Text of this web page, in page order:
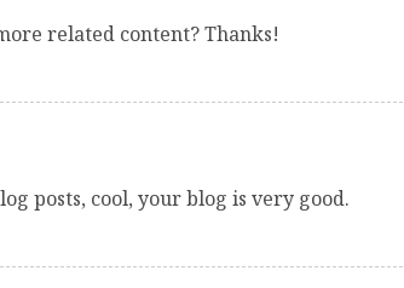
related content? Thanks!
posts, cool, your blog is very good.